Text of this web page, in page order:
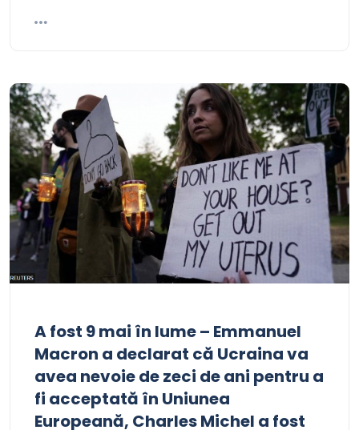
A fost 9 mai în lume – Emmanuel
Macron a declarat că Ucraina va
avea nevoie de zeci de ani pentru a
fi acceptată în Uniunea
Europeană, Charles Michel a fost